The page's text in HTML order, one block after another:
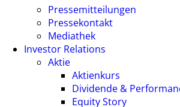
Pressemitteilungen
Pressekontakt
Mediathek
Investor Relations
Aktie
Aktienkurs
Dividende &
Equity Story